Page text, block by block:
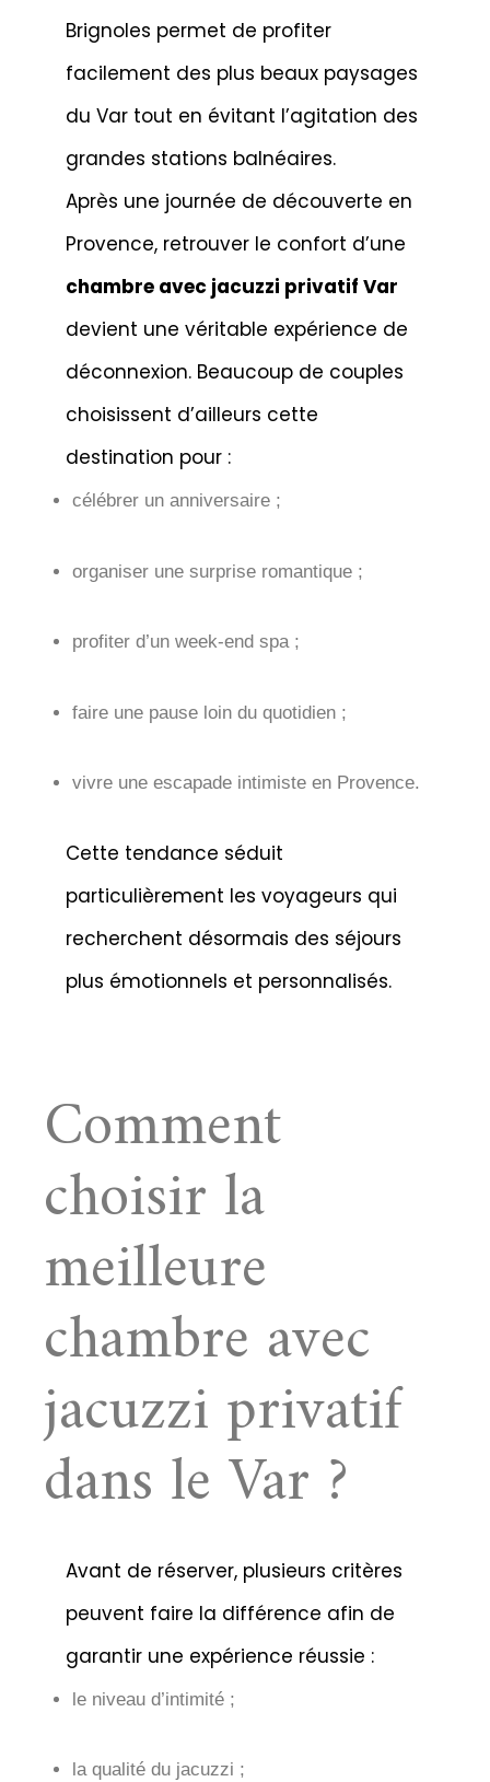
Brignoles permet de profiter
facilement des plus beaux paysages
du Var tout en évitant l’agitation des
grandes stations balnéaires.
Après une journée de découverte en
Provence, retrouver le confort d’une
chambre avec jacuzzi privatif Var
devient une véritable expérience de
déconnexion. Beaucoup de couples
choisissent d’ailleurs cette
destination pour :
célébrer un anniversaire ;
organiser une surprise romantique ;
profiter d’un week-end spa ;
faire une pause loin du quotidien ;
vivre une escapade intimiste en Provence.
Cette tendance séduit
particulièrement les voyageurs qui
recherchent désormais des séjours
plus émotionnels et personnalisés.
Comment
choisir la
meilleure
chambre avec
jacuzzi privatif
dans le Var ?
Avant de réserver, plusieurs critères
peuvent faire la différence afin de
garantir une expérience réussie :
le niveau d’intimité ;
la qualité du jacuzzi ;